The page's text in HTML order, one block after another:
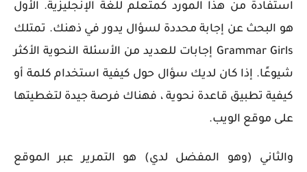
استفادة من هذا المورد كمتعلم للغة الإنجليزية. الأول
هو البحث عن إجابة محددة لسؤال يدور في ذهنك. تمتلك
Grammar Girls إجابات للعديد من الأسئلة النحوية الأكثر
شيوعًا. إذا كان لديك سؤال حول كيفية استخدام كلمة أو
كيفية تطبيق قاعدة نحوية ، فهناك فرصة جيدة لتغطيتها
على موقع الويب.
والثاني (وهو المفضل لدي) هو التمرير عبر الموقع